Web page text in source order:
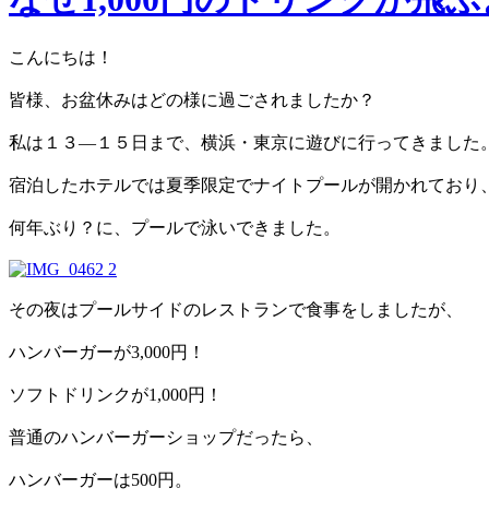
こんにちは！
皆様、お盆休みはどの様に過ごされましたか？
私は１３—１５日まで、横浜・東京に遊びに行ってきました
宿泊したホテルでは夏季限定でナイトプールが開かれており
何年ぶり？に、プールで泳いできました。
その夜はプールサイドのレストランで食事をしましたが、
ハンバーガーが3,000円！
ソフトドリンクが1,000円！
普通のハンバーガーショップだったら、
ハンバーガーは500円。